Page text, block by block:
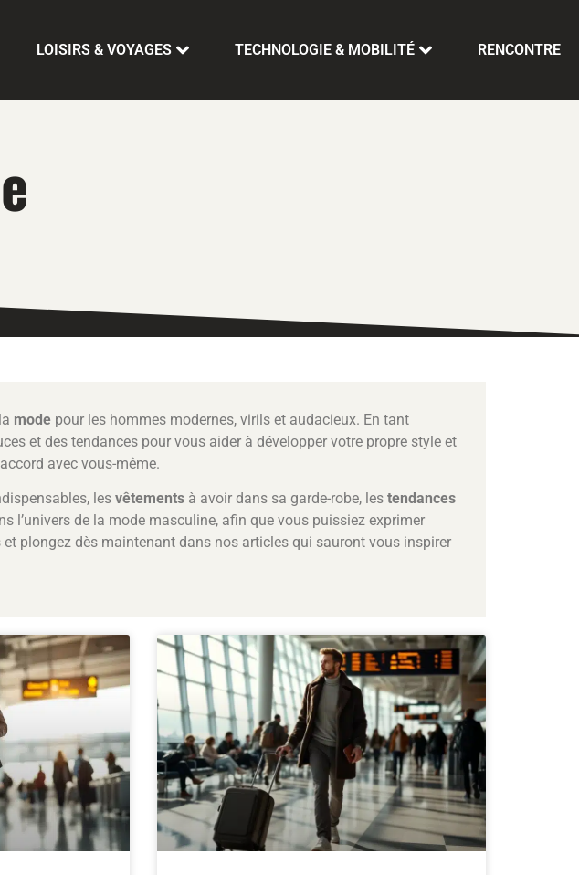
LOISIRS & VOYAGES TECHNOLOGIE & MOBILITÉ RENCONTRE
mode pour les hommes modernes, virils et audacieux. En tant
et des tendances pour vous aider à développer votre propre style et
avec vous-même.
les vêtements à avoir dans sa garde-robe, les tendances
l’univers de la mode masculine, afin que vous puissiez exprimer
plongez dès maintenant dans nos articles qui sauront vous inspirer